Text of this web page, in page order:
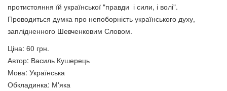
Михайло Драгоманов.Із
спадщини.кн.1.Політологія,Культурологія
125 грн.
Муніцепальне право
зарубіжних країн.Частина 2
протистояння їй української "правди і сили, і волі".
Проводиться думка про непоборність українського духу,
заплідненного Шевченковим Словом.
Ціна: 60 грн.
Автор: Василь Кушерець
Мова: Українська
Обкладинка: М'яка